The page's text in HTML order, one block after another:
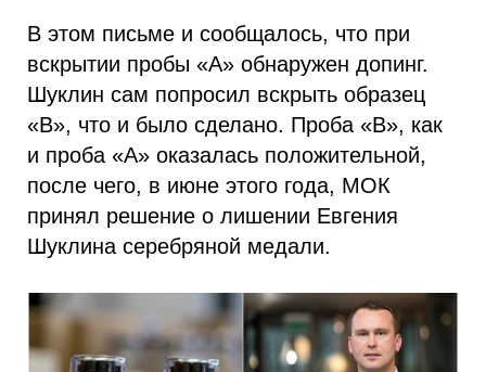
В этом письме и сообщалось, что при
вскрытии пробы «А» обнаружен допинг.
Шуклин сам попросил вскрыть образец
«В», что и было сделано. Проба «В», как
и проба «А» оказалась положительной,
после чего, в июне этого года, МОК
принял решение о лишении Евгения
Шуклина серебряной медали.